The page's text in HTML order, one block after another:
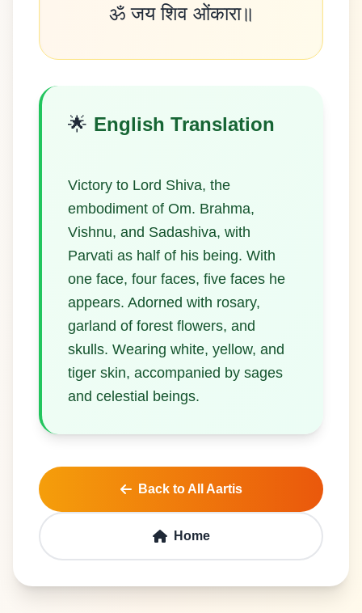
🌟 English Translation
Victory to Lord Shiva, the
embodiment of Om. Brahma,
Vishnu, and Sadashiva, with
Parvati as half of his being. With
one face, four faces, five faces he
appears. Adorned with rosary,
garland of forest flowers, and
skulls. Wearing white, yellow, and
tiger skin, accompanied by sages
Back to All Aartis
Home